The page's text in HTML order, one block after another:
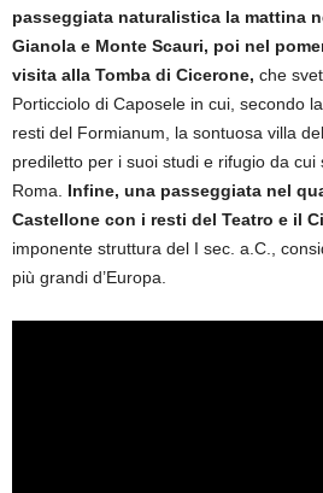
passeggiata naturalistica la mattina
Gianola e Monte Scauri, poi nel
visita alla Tomba di Cicerone, che
Porticciolo di Caposele in cui, secondo
resti del Formianum, la sontuosa villa
prediletto per i suoi studi e rifugio da
Roma. Infine, una passeggiata nel
Castellone con i resti del Teatro e il
imponente struttura del I sec. a.C.,
più grandi d’Europa.